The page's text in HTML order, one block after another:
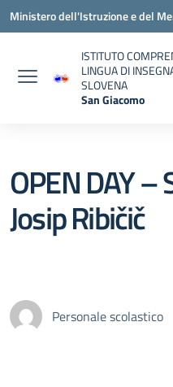
Vai ai contenuti
Vai al menu di navigazione
Vai al footer
Ministero dell'Istruzione e del
ISTITUTO
LINGUA DI
SLOVENA
San Giacomo
OPEN DAY
Josip Ribičič
Personale scolastico